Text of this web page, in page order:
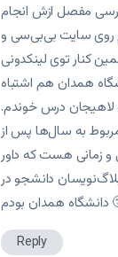
مفصل ازش انجام
روی سایت بی‌بی‌سی و
کنار توی لینکدونی
همدان هم اشتباه
لاهیجان درس خوندم.
به سال‌ها پس از
و زمانی هست که داور
دانشجو در
🙂
Reply